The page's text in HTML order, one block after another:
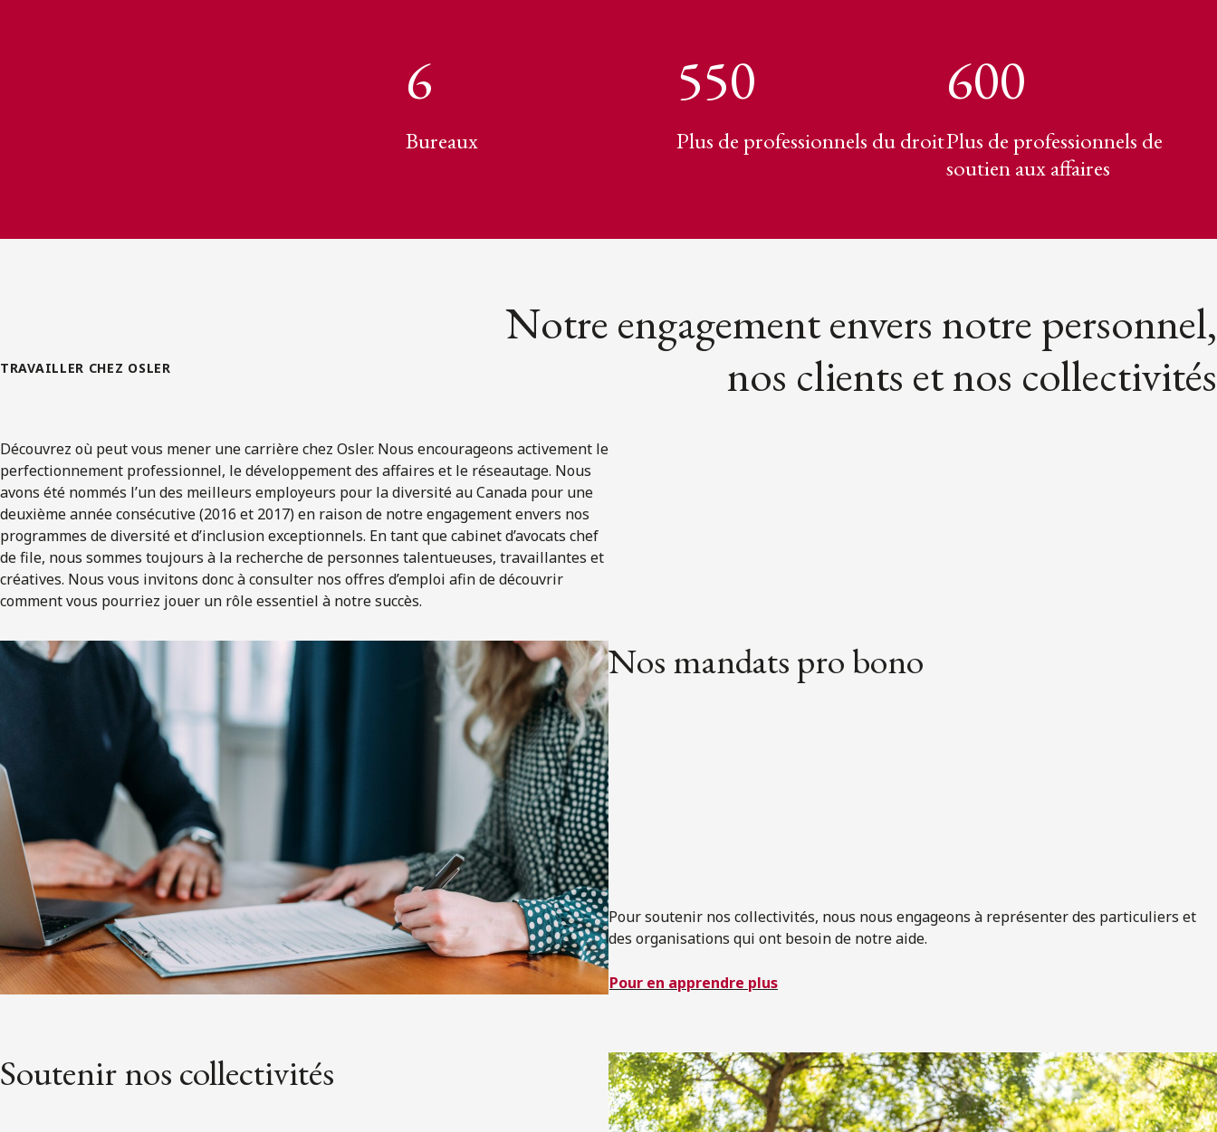
6
Bureaux
550
Plus de professionnels du droit
600
Plus de professionnels de
soutien aux affaires
TRAVAILLER CHEZ OSLER
Notre engagement envers notre personnel,
nos clients et nos collectivités
Découvrez où peut vous mener une carrière chez Osler. Nous encourageons activement le
perfectionnement professionnel, le développement des affaires et le réseautage. Nous
avons été nommés l’un des meilleurs employeurs pour la diversité au Canada pour une
deuxième année consécutive (2016 et 2017) en raison de notre engagement envers nos
programmes de diversité et d’inclusion exceptionnels. En tant que cabinet d’avocats chef
de file, nous sommes toujours à la recherche de personnes talentueuses, travaillantes et
créatives. Nous vous invitons donc à consulter nos offres d’emploi afin de découvrir
comment vous pourriez jouer un rôle essentiel à notre succès.
Nos mandats pro bono
Pour soutenir nos collectivités, nous nous engageons à représenter des particuliers et
des organisations qui ont besoin de notre aide.
Pour en apprendre plus
Soutenir nos collectivités